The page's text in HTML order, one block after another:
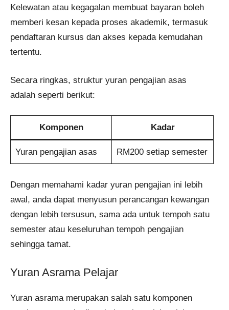
Kelewatan atau kegagalan membuat bayaran boleh
memberi kesan kepada proses akademik, termasuk
pendaftaran kursus dan akses kepada kemudahan
tertentu.
Secara ringkas, struktur yuran pengajian asas
adalah seperti berikut:
Komponen Kadar
Yuran pengajian asas RM200 setiap semester
Dengan memahami kadar yuran pengajian ini lebih
awal, anda dapat menyusun perancangan kewangan
dengan lebih tersusun, sama ada untuk tempoh satu
semester atau keseluruhan tempoh pengajian
sehingga tamat.
Yuran Asrama Pelajar
Yuran asrama merupakan salah satu komponen